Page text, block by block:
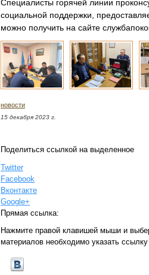
Специалисты горячей линии
социальной поддержки,
можно получить на сайте
новости
15 декабря 2023 г.
Поделиться ссылкой на выделенное
Twitter
Facebook
Вконтакте
Google+
Прямая ссылка:
Нажмите правой клавишей мыши и
материалов необходимо указать